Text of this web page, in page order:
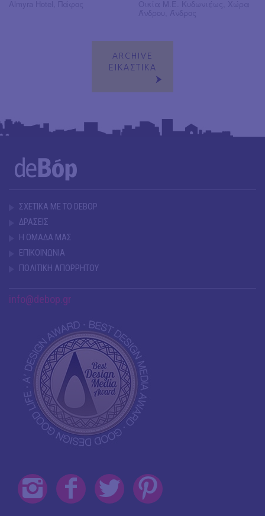
ARCHIVE
ΕΙΚΑΣΤΙΚΑ
ΣΧΕΤΙΚΑ ΜΕ ΤΟ DEBOP
ΔΡΑΣΕΙΣ
Η ΟΜΑΔΑ ΜΑΣ
ΕΠΙΚΟΙΝΩΝΙΑ
ΠΟΛΙΤΙΚΗ ΑΠΟΡΡΗΤΟΥ
info@debop.gr